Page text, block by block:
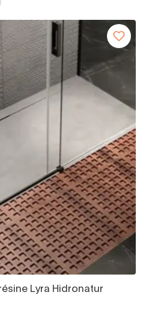
Lyra Hidronatur